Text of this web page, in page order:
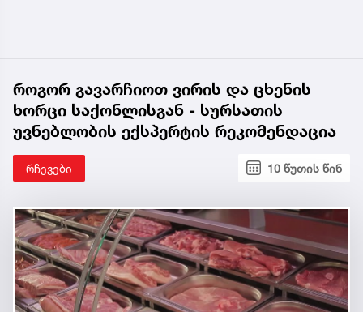
როგორ გავარჩიოთ ვირის და ცხენის
ხორცი საქონლისგან - სურსათის
უვნებლობის ექსპერტის რეკომენდაცია
რჩევები 10 წუთის წინ